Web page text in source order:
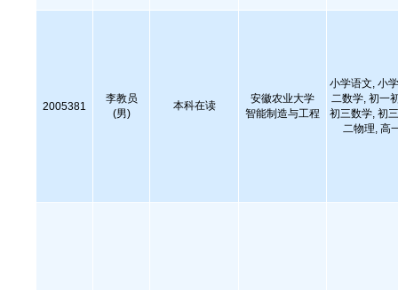
2005381
李教员
(男)
本科在读
安徽农业大学
智能制造与工程
小学语文, 小
二数学, 初一
初三数学, 初
二物理, 高